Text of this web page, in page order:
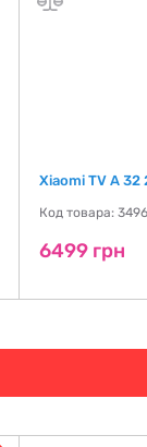
Xiaomi TV A
Код товара:
6499 грн